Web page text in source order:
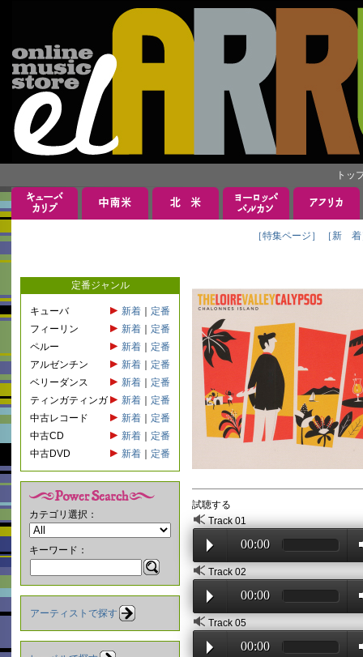
トッ
［特集ページ］ ［新 着
定番ジャンル
キューバ 新着
定番
フィーリン
新着
定番
ペルー
新着
定番
アルゼンチン
新着
定番
ベリーダンス
新着
定番
ティンガティンガ
新着
定番
中古レコード
新着
定番
中古CD
新着
定番
中古DVD
新着 定番
カテゴリ選択：
キーワード：
アーティストで探す
試聴する
Track 01
00:00
Track 02
00:00
Track 05
00:00